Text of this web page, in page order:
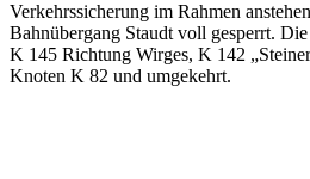
Verkehrssicherung im Rahmen
Bahnübergang Staudt voll gesperrt.
K 145 Richtung Wirges, K 142
Knoten K 82 und umgekehrt.